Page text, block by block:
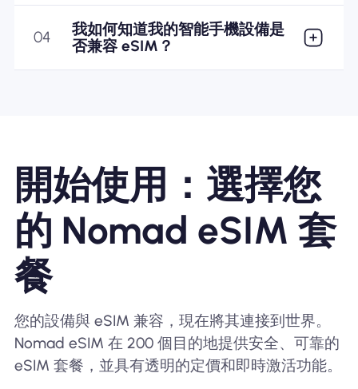
04
我如何知道我的智能手機設備是
否兼容 eSIM？
開始使用：選擇您
的 Nomad eSIM 套
餐
您的設備與 eSIM 兼容，現在將其連接到世界。
Nomad eSIM 在 200 個目的地提供安全、可靠的
eSIM 套餐，並具有透明的定價和即時激活功能。